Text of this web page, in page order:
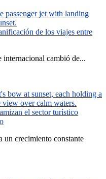
de los viajes entre
cambió de...
el sector turístico
un crecimiento constante